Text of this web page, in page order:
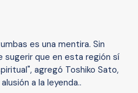
es una mentira. Sin
sugerir que en esta región sí
agregó Toshiko Sato,
a la leyenda..